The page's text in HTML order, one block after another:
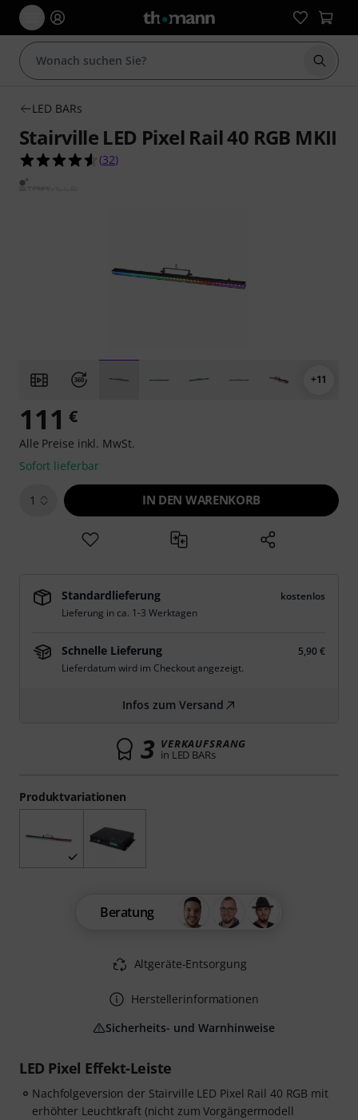
Suche
LED BARs
Stairville LED Pixel Rail 40 RGB MKII
4.6 von 5 Sternen aus 32 Kundenbewertungen
(32)
+11
LED Pixel Effekt-Leiste
Nachfolgeversion der Stairville LED Pixel Rail 40 RGB mit
erhöhter Leuchtkraft (nicht zum Vorgängermodell
Produktvariationen
111 €
Alle Preise inkl. MwSt.
Sofort lieferbar
1 IN DEN WARENKORB
Standardlieferung
kostenlos
Lieferung in ca. 1-3 Werktagen
Schnelle Lieferung
5,90 €
Lieferdatum wird im Checkout angezeigt.
Infos zum Versand
3 VERKAUFSRANG
in LED BARs
Beratung
Altgeräte-Entsorgung
Herstellerinformationen
Sicherheits- und Warnhinweise